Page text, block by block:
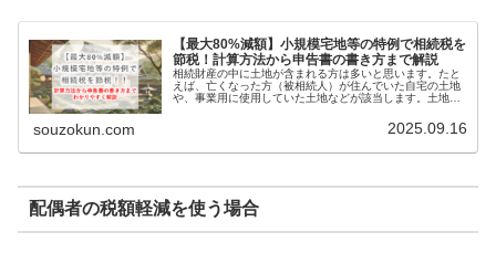
【最大80%減額】小規模宅地等の特例で相続税を
節税！計算方法から申告書の書き方まで解説
相続財産の中に土地が含まれる方は多いと思います。たと
えば、亡くなった方（被相続人）が住んでいた自宅の土地
や、事業用に使用していた土地などが該当します。土地は
souzokun.com 2025.09.16
配偶者の税額軽減を使う場合